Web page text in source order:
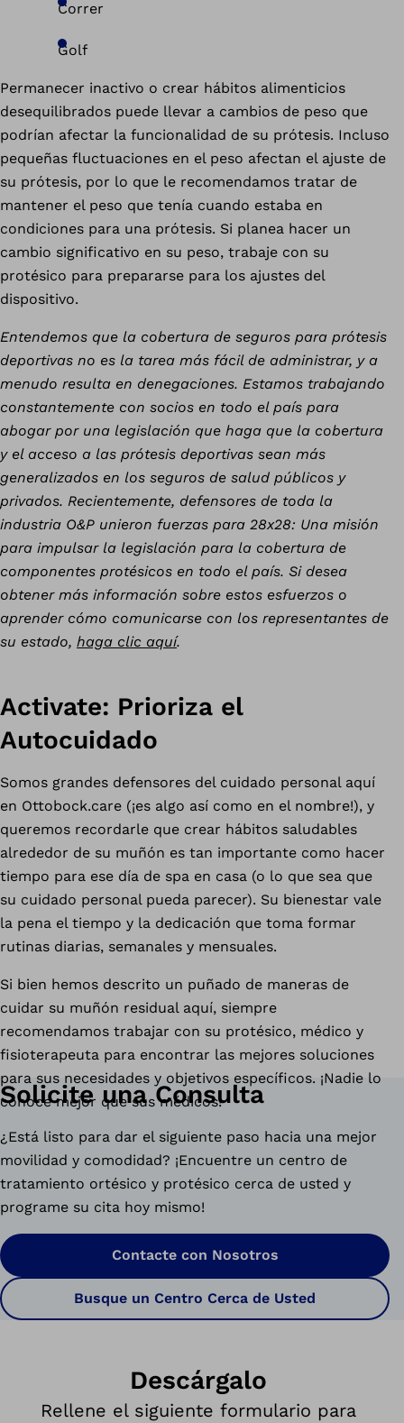
Correr
Golf
Permanecer inactivo o crear hábitos alimenticios
desequilibrados puede llevar a cambios de peso que
podrían afectar la funcionalidad de su prótesis. Incluso
pequeñas fluctuaciones en el peso afectan el ajuste de
su prótesis, por lo que le recomendamos tratar de
mantener el peso que tenía cuando estaba en
condiciones para una prótesis. Si planea hacer un
cambio significativo en su peso, trabaje con su
protésico para prepararse para los ajustes del
dispositivo.
Entendemos que la cobertura de seguros para prótesis
deportivas no es la tarea más fácil de administrar, y a
menudo resulta en denegaciones. Estamos trabajando
constantemente con socios en todo el país para
abogar por una legislación que haga que la cobertura
y el acceso a las prótesis deportivas sean más
generalizados en los seguros de salud públicos y
privados. Recientemente, defensores de toda la
industria O&P unieron fuerzas para 28x28: Una misión
para impulsar la legislación para la cobertura de
componentes protésicos en todo el país. Si desea
obtener más información sobre estos esfuerzos o
aprender cómo comunicarse con los representantes de
su estado, haga clic aquí.
Activate: Prioriza el
Autocuidado
Somos grandes defensores del cuidado personal aquí
en Ottobock.care (¡es algo así como en el nombre!), y
queremos recordarle que crear hábitos saludables
alrededor de su muñón es tan importante como hacer
tiempo para ese día de spa en casa (o lo que sea que
su cuidado personal pueda parecer). Su bienestar vale
la pena el tiempo y la dedicación que toma formar
rutinas diarias, semanales y mensuales.
Si bien hemos descrito un puñado de maneras de
cuidar su muñón residual aquí, siempre
recomendamos trabajar con su protésico, médico y
fisioterapeuta para encontrar las mejores soluciones
para sus necesidades y objetivos específicos. ¡Nadie lo
conoce mejor que sus médicos!
Solicite una Consulta
¿Está listo para dar el siguiente paso hacia una mejor
movilidad y comodidad? ¡Encuentre un centro de
tratamiento ortésico y protésico cerca de usted y
programe su cita hoy mismo!
Contacte con Nosotros
Busque un Centro Cerca de Usted
Descárgalo
Rellene el siguiente formulario para